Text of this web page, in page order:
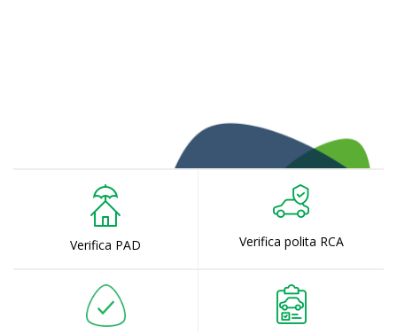
Verifica PAD Verifica polita RCA